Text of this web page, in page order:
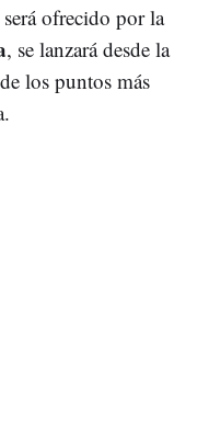
ofrecido por la
, se lanzará desde la
los puntos más